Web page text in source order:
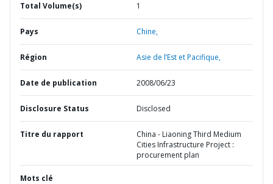
Total Volume(s) 1
Pays Chine,
Région Asie de l’Est et Pacifique,
Date de publication 2008/06/23
Disclosure Status Disclosed
Titre du rapport
China - Liaoning Third Medium
Cities Infrastructure Project :
procurement plan
Mots clé